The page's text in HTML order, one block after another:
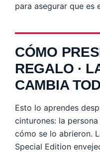
para asegurar que es
CÓMO
REGALO ·
CAMBIA
Esto lo aprendes
cinturones: la
cómo se lo abrieron.
Special Edition